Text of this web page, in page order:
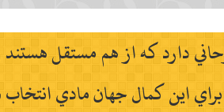
دارد که از هم مستقل
اين کمال جهان مادي